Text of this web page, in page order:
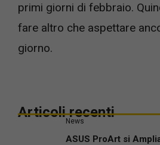
primi giorni di febbraio.
fare altro che aspettare
giorno.
Articoli recenti
News
ASUS ProArt si